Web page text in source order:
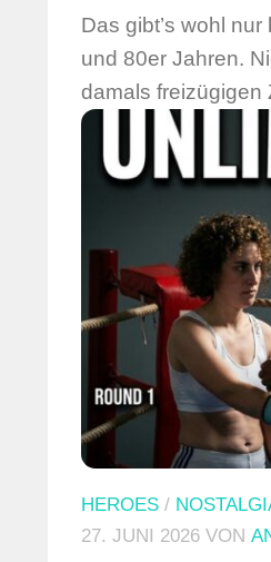
Das gibt’s wohl
und 80er Jahren.
damals freizügigen
HEROES /
27. JUNI 2026 VON